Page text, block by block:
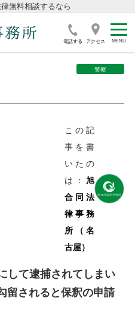
無料相談するなら
電話する アクセス
警察
この記
事を書
いたの
は：旭
合同法
律事務
所（名
古屋）
して逮捕されてしまい
留されると保釈の申請